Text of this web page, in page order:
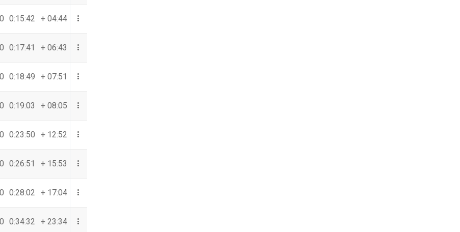
0:15:42 + 04:44
0:17:41 + 06:43
0:18:49 + 07:51
0:19:03 + 08:05
0:23:50 + 12:52
0:26:51 + 15:53
0:28:02 + 17:04
0:34:32 + 23:34